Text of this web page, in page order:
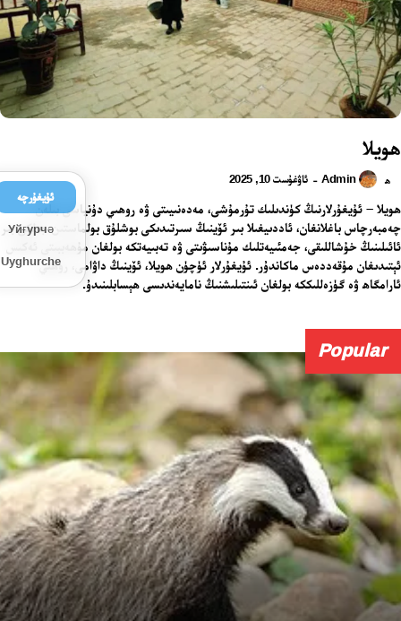
ھويلا
ھ Admin
- ئاۋغۇست 10, 2025
ھويلا – ئۇيغۇرلارنىڭ كۈندىلىك تۇرمۇشى، مەدەنىيىتى ۋە روھىي دۇنياسى بىلەن
چەمبەرچاس باغلانغان، ئاددىيغىلا بىر ئۆينىڭ سىرتىدىكى بوشلۇق بولماستىن، بەلكى بىر
ئائىلىنىڭ خۇشاللىقى، جەمئىيەتلىك مۇناسىۋىتى ۋە تەبىيەتكە بولغان مۇھەببىتى ئەكىس
ئېتىدىغان مۇقەددەس ماكاندۇر. ئۇيغۇرلار ئۈچۈن ھويلا، ئۆينىڭ داۋامى، روھىي
ئارامگاھ ۋە گۈزەللىككە بولغان ئىنتىلىشنىڭ نامايەندىسى ھېسابلىنىدۇ.
Popular
ئۇيغۇرچە
Уйғурчә
Uyghurche